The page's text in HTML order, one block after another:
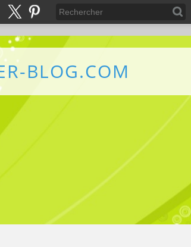
BLOG.COM